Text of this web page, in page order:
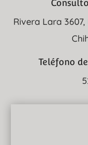
Rivera Lara
Teléfono